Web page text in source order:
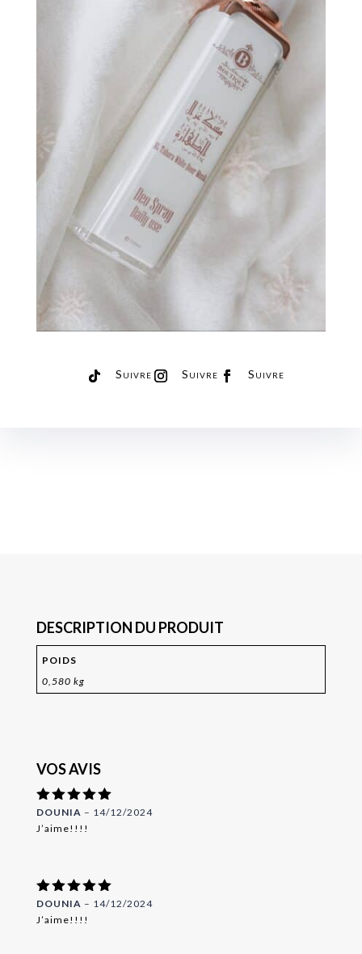
Suivre Suivre Suivre
DESCRIPTION DU PRODUIT
POIDS
0,580 kg
VOS AVIS
Note5
sur 5
DOUNIA – 14/12/2024
J’aime!!!!
Note5
sur 5
DOUNIA – 14/12/2024
J’aime!!!!